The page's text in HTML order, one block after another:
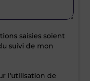
saisies soient
suivi de mon
l’utilisation de